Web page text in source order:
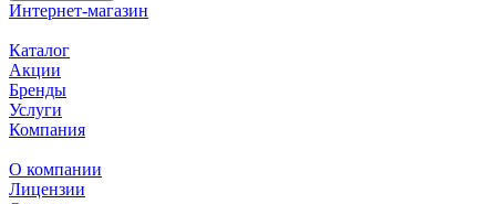
Интернет-магазин
Каталог
Акции
Бренды
Услуги
Компания
О компании
Лицензии